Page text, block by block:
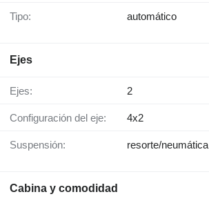
Tipo: automático
Ejes
Ejes: 2
Configuración del eje: 4x2
Suspensión: resorte/neumática
Cabina y comodidad